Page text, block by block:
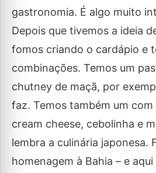
gastronomia. É algo muito
Depois que tivemos a ideia
fomos criando o cardápio e
combinações. Temos um
chutney de maçã, por
faz. Temos também um
cream cheese, cebolinha e
lembra a culinária japonesa.
homenagem à Bahia – e